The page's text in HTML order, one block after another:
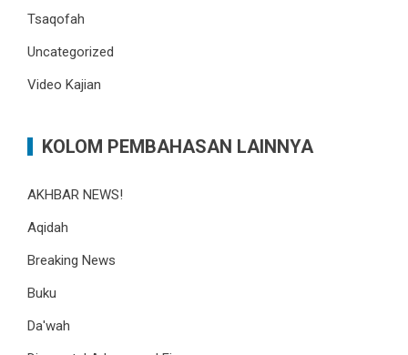
Tsaqofah
Uncategorized
Video Kajian
KOLOM PEMBAHASAN LAINNYA
AKHBAR NEWS!
Aqidah
Breaking News
Buku
Da'wah